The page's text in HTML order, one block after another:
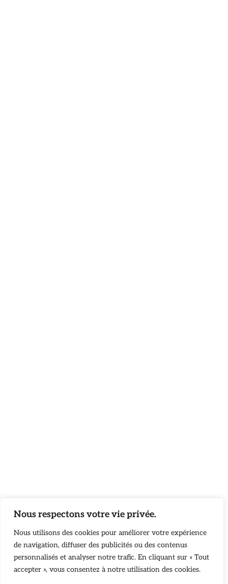
Nous respectons votre vie privée.
Nous utilisons des cookies pour améliorer votre expérience
de navigation, diffuser des publicités ou des contenus
personnalisés et analyser notre trafic. En cliquant sur « Tout
accepter », vous consentez à notre utilisation des cookies.